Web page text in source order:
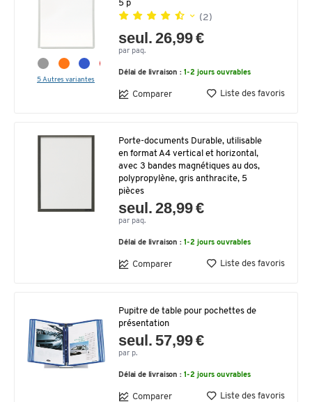
5 Autres variantes
5 p
(2)
seul. 26,99 €
par paq.
Délai de livraison : 1-2 jours ouvrables
Comparer Liste des favoris
Porte-documents Durable, utilisable
en format A4 vertical et horizontal,
avec 3 bandes magnétiques au dos,
polypropylène, gris anthracite, 5
pièces
seul. 28,99 €
par paq.
Délai de livraison : 1-2 jours ouvrables
Comparer Liste des favoris
Pupitre de table pour pochettes de
présentation
seul. 57,99 €
par p.
Délai de livraison : 1-2 jours ouvrables
Comparer Liste des favoris